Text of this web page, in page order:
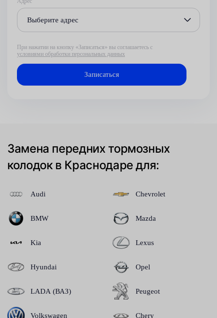
Выберите адрес
При нажатии на кнопку «Записаться» вы соглашаетесь с
условиями обработки персональных данных
Замена передних тормозных
колодок в Краснодаре для:
Audi
BMW
Kia
Hyundai
LADA (ВАЗ)
Volkswagen
Chevrolet
Mazda
Lexus
Opel
Peugeot
Chery